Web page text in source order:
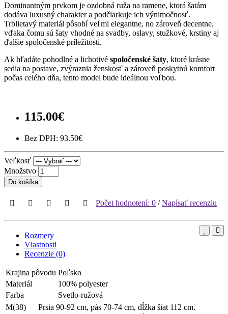
Dominantným prvkom je ozdobná ruža na ramene, ktorá šatám
dodáva luxusný charakter a podčiarkuje ich výnimočnosť.
Trblietavý materiál pôsobí veľmi elegantne, no zároveň decentne,
vďaka čomu sú šaty vhodné na svadby, oslavy, stužkové, krstiny aj
ďalšie spoločenské príležitosti.
Ak hľadáte pohodlné a lichotivé spoločenské šaty, ktoré krásne
sedia na postave, zvýraznia ženskosť a zároveň poskytnú komfort
počas celého dňa, tento model bude ideálnou voľbou.
115.00€
Bez DPH: 93.50€
Veľkosť
Množstvo
Do košíka
Počet hodnotení: 0 /Napísať recenziu
Rozmery
Vlastnosti
Recenzie (0)
Krajina pôvodu Poľsko
Materiál
100% polyester
Farba
Svetlo-ružová
M(38)
Prsia 90-92 cm, pás 70-74 cm, dĺžka šiat 112 cm.